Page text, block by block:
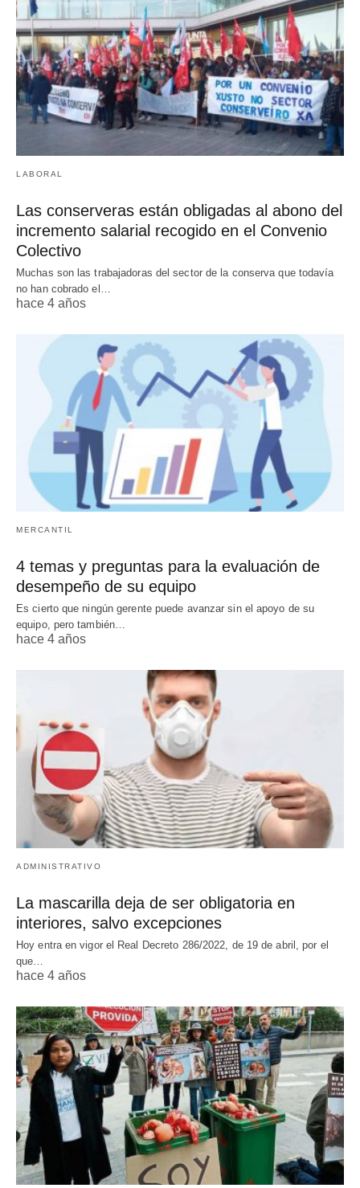
LABORAL
Las conserveras están obligadas al abono del
incremento salarial recogido en el Convenio
Colectivo
Muchas son las trabajadoras del sector de la conserva que todavía
no han cobrado el…
hace 4 años
MERCANTIL
4 temas y preguntas para la evaluación de
desempeño de su equipo
Es cierto que ningún gerente puede avanzar sin el apoyo de su
equipo, pero también…
hace 4 años
ADMINISTRATIVO
La mascarilla deja de ser obligatoria en
interiores, salvo excepciones
Hoy entra en vigor el Real Decreto 286/2022, de 19 de abril, por el
que…
hace 4 años